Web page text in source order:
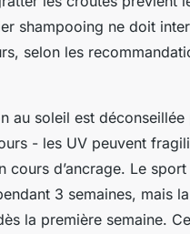
shampooing ne doit
selon les
au soleil est
- les UV peuvent
cours d’ancrage. Le
3 semaines, mais
la première semaine.